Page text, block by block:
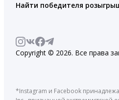
Найти победителя
Copyright © 2026. Все права
*Instagram и Facebook